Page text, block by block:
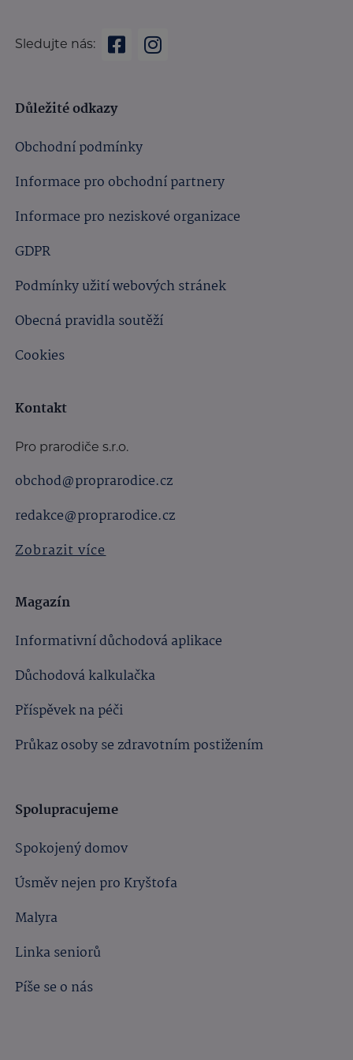
Sledujte nás:
Důležité odkazy
Obchodní podmínky
Informace pro obchodní partnery
Informace pro neziskové organizace
GDPR
Podmínky užití webových stránek
Obecná pravidla soutěží
Cookies
Kontakt
Pro prarodiče s.r.o.
obchod@proprarodice.cz
redakce@proprarodice.cz
Zobrazit více
Magazín
Informativní důchodová aplikace
Důchodová kalkulačka
Příspěvek na péči
Průkaz osoby se zdravotním postižením
Spolupracujeme
Spokojený domov
Úsměv nejen pro Kryštofa
Malyra
Linka seniorů
Píše se o nás